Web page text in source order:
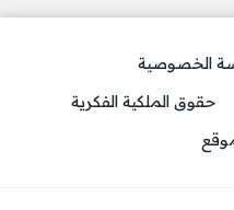
الخصوصية
حقوق الملكية الفكرية